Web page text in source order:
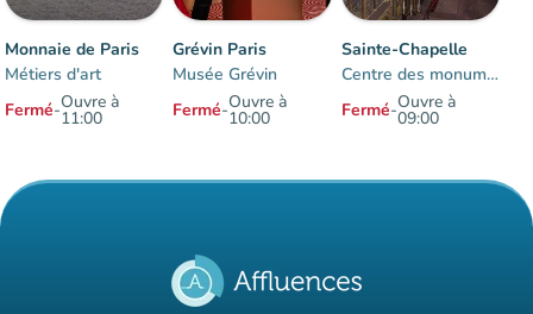
Monnaie de Paris
Métiers d'art
Fermé-Ouvre à
11:00
Grévin Paris
Musée Grévin
Fermé-Ouvre à
10:00
Sainte-Chapelle
Centre des monuments nationaux
Fermé-Ouvre à
09:00